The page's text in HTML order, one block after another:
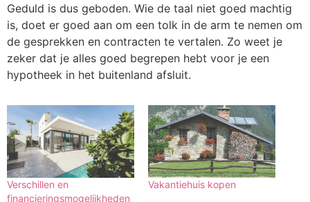
Geduld is dus geboden. Wie de taal niet goed machtig
is, doet er goed aan om een tolk in de arm te nemen om
de gesprekken en contracten te vertalen. Zo weet je
zeker dat je alles goed begrepen hebt voor je een
hypotheek in het buitenland afsluit.
Verschillen en
financieringsmogelijkheden
Vakantiehuis kopen